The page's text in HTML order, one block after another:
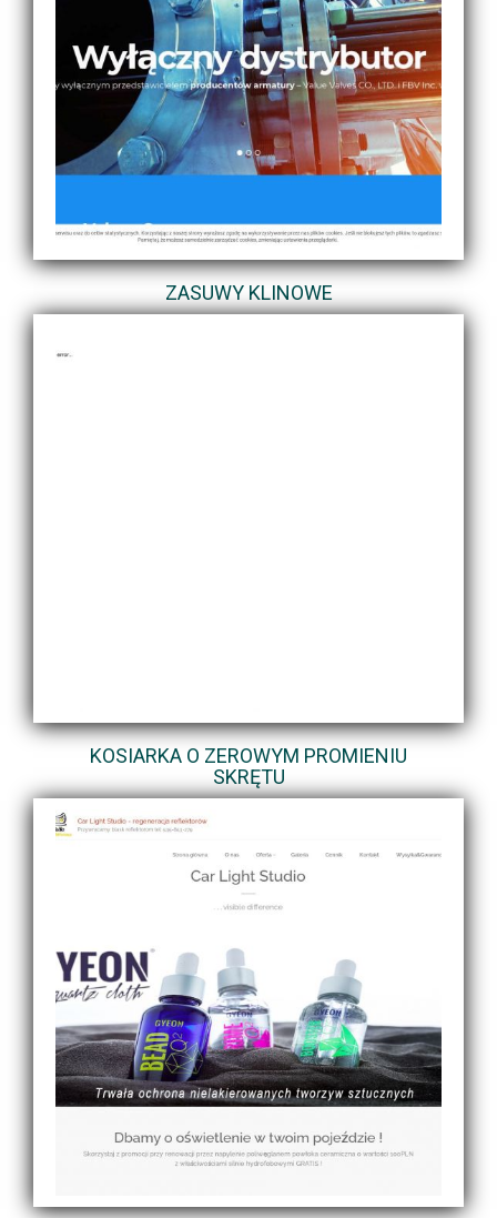
ZASUWY KLINOWE
KOSIARKA O ZEROWYM PROMIENIU
SKRĘTU